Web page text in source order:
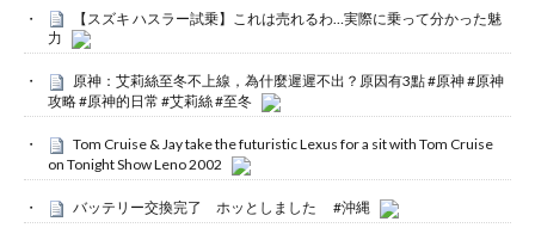
【スズキ ハスラー試乗】これは売れるわ…実際に乗って分かった魅
力
原神：艾莉絲至冬不上線，為什麼遲遲不出？原因有3點 #原神 #原神
攻略 #原神的日常 #艾莉絲 #至冬
Tom Cruise & Jay take the futuristic Lexus for a sit with Tom Cruise
on Tonight Show Leno 2002
バッテリー交換完了 ホッとしました #沖縄